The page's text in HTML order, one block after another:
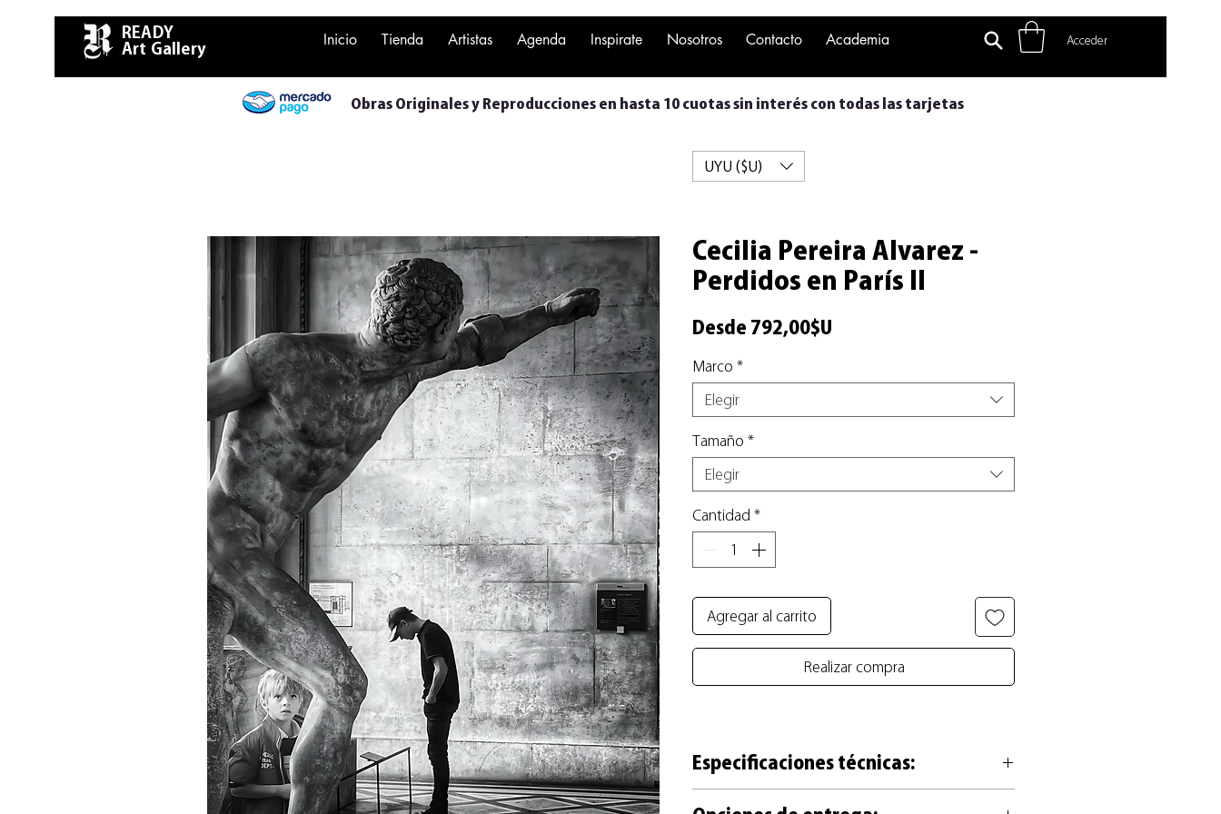
READY
Art Gallery
Inicio Tienda Artistas Agenda Inspirate Nosotros Contacto Academia Acceder
Obras Originales y Reproducciones en hasta 10 cuotas sin interés con todas las tarjetas
Cecilia Pereira Alvarez -
Perdidos en París II
Desde 792,00$U
Marco *
Elegir
Tamaño *
Elegir
Cantidad *
Agregar al carrito
Realizar compra
Especificaciones técnicas:
UYU ($U)